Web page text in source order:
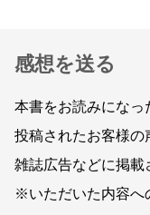
感想を送る
本書をお読みになっ
投稿されたお客様の
雑誌広告などに掲載
※いただいた内容へ